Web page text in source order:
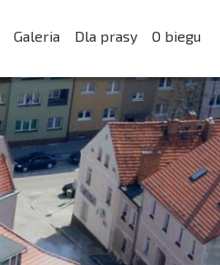
Galeria Dla prasy O biegu